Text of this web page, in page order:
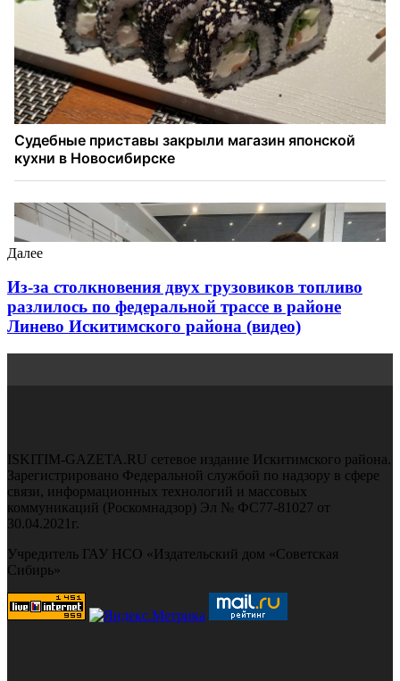
Далее
Из-за столкновения двух грузовиков топливо
разлилось по федеральной трассе в районе
Линево Искитимского района (видео)
ISKITIM-GAZETA.RU сетевое издание Искитимского района.
Зарегистрировано Федеральной службой по надзору в сфере
связи, информационных технологий и массовых
коммуникаций (Роскомнадзор) Эл № ФС77-81027 от
30.04.2021г.
Учредитель ГАУ НСО «Издательский дом «Советская
Сибирь»